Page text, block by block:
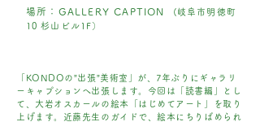
場所：GALLERY CAPTION (岐阜 市明徳町
10 杉山ビル1F）
「KONDOの”出張”美術室」が、7年ぶりにギャラリ
ーキャプションへ出張します。今回は「読書編」とし
て、大岩オスカールの絵本「はじめてアート」を取り
上げます。近藤先生のガイドで、絵本にちりばめられ